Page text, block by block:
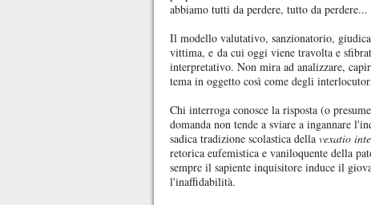
abbiamo tutti da perdere, tutto da perdere...
Il modello valutativo, sanzionatorio,
vittima, e da cui oggi viene travolta e
interpretativo. Non mira ad analizzare,
tema in oggetto così come degli
Chi interroga conosce la risposta (o
domanda non tende a sviare a ingannare
sadica tradizione scolastica della vexatio
retorica eufemistica e vaniloquente della
sempre il sapiente inquisitore induce il
l'inaffidabilità.